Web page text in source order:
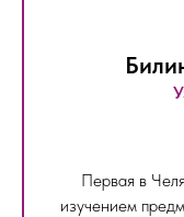
Первая в
изучением